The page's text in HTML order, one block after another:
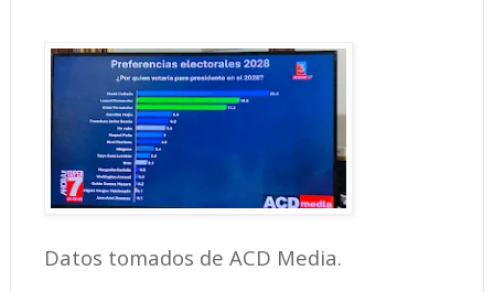
Datos tomados de ACD Media.